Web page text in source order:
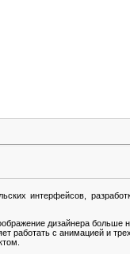
интерфейсов,
дизайнера больше
работать с анимацией и